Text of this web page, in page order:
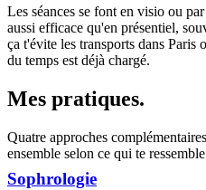
Les séances se font en visio ou
aussi efficace qu'en présentiel,
ça t'évite les transports dans
du temps est déjà chargé.
Mes pratiques.
Quatre approches
ensemble selon ce qui te
Sophrologie